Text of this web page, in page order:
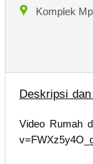
Komplek
Deskripsi
Video Rumah